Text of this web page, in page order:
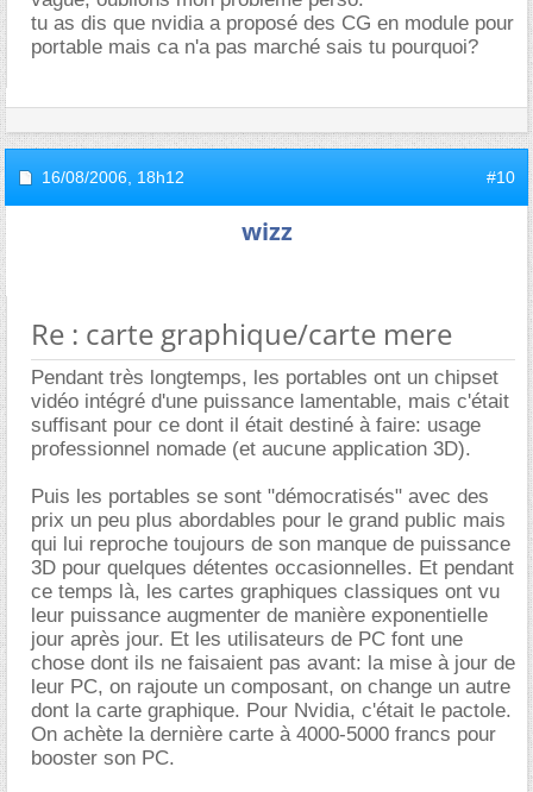
tu as dis que nvidia a proposé des CG en module pour
portable mais ca n'a pas marché sais tu pourquoi?
16/08/2006, 18h12 #10
wizz
Re : carte graphique/carte mere
Pendant très longtemps, les portables ont un chipset
vidéo intégré d'une puissance lamentable, mais c'était
suffisant pour ce dont il était destiné à faire: usage
professionnel nomade (et aucune application 3D).
Puis les portables se sont "démocratisés" avec des
prix un peu plus abordables pour le grand public mais
qui lui reproche toujours de son manque de puissance
3D pour quelques détentes occasionnelles. Et pendant
ce temps là, les cartes graphiques classiques ont vu
leur puissance augmenter de manière exponentielle
jour après jour. Et les utilisateurs de PC font une
chose dont ils ne faisaient pas avant: la mise à jour de
leur PC, on rajoute un composant, on change un autre
dont la carte graphique. Pour Nvidia, c'était le pactole.
On achète la dernière carte à 4000-5000 francs pour
booster son PC.